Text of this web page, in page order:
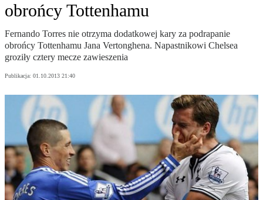
obrońcy Tottenhamu
Fernando Torres nie otrzyma dodatkowej kary za podrapanie
obrońcy Tottenhamu Jana Vertonghena. Napastnikowi Chelsea
groziły cztery mecze zawieszenia
Publikacja: 01.10.2013 21:40